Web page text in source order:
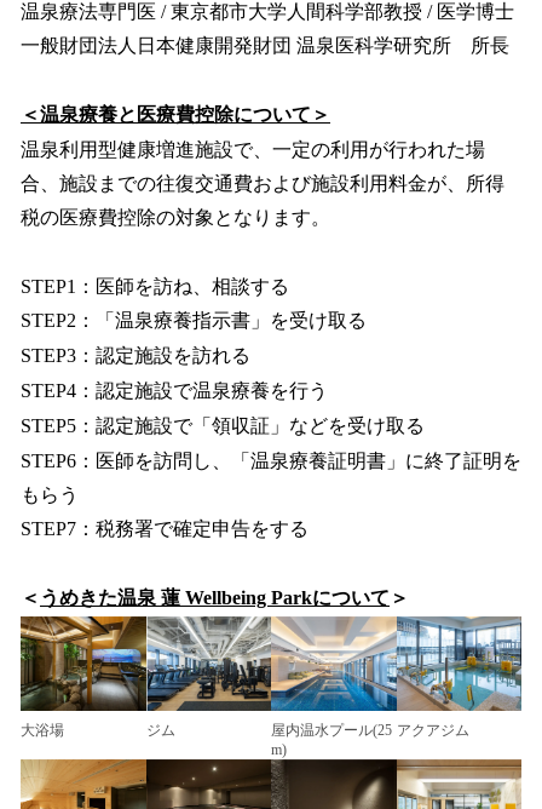
温泉療法専門医 / 東京都市大学人間科学部教授 / 医学博士
一般財団法人日本健康開発財団 温泉医科学研究所 所長
＜温泉療養と医療費控除について＞
温泉利用型健康増進施設で、一定の利用が行われた場
合、施設までの往復交通費および施設利用料金が、所得
税の医療費控除の対象となります。
STEP1：医師を訪ね、相談する
STEP2：「温泉療養指示書」を受け取る
STEP3：認定施設を訪れる
STEP4：認定施設で温泉療養を行う
STEP5：認定施設で「領収証」などを受け取る
STEP6：医師を訪問し、「温泉療養証明書」に終了証明を
もらう
STEP7：税務署で確定申告をする
＜ うめきた温泉 蓮 Wellbeing Parkについて ＞
大浴場 ジム
屋内温水プール(25
m)
アクアジム